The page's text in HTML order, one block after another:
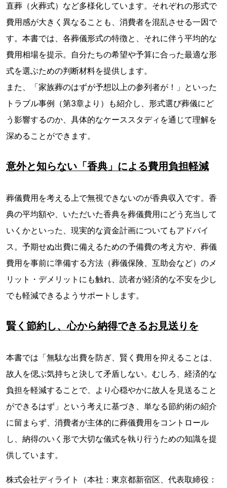
直葬（火葬式）など多様化しています。それぞれの形式で
費用感が大きく異なることも、消費者を混乱させる一因で
す。本書では、各葬儀形式の特徴と、それに伴う平均的な
費用相場を提示。自分たちの希望や予算に合った最適な形
式を選ぶための判断材料を提供します。
また、「家族葬のはずが予想以上の参列者が！」といった
トラブル事例（第3章より）も紹介し、形式選び葬儀にど
う影響するのか、具体的なケーススタディを通じて理解を
深めることができます。
意外と知らない「香典」による費用負担軽減
葬儀費用を考える上で無視できないのが香典収入です。香
典の平均額や、いただいた香典を葬儀費用にどう充当して
いくかといった、現実的な資金計画についてもアドバイ
ス。予期せぬ出費に備えるための予備費の考え方や、葬儀
費用を事前に準備する方法（葬儀保険、互助会など）のメ
リット・デメリットにも触れ、読者が経済的な不安を少し
でも軽減できるようサポートします。
賢く節約し、心から納得できるお見送りを
本書では「無駄な出費を防ぎ、賢く費用を抑えることは、
故人を偲ぶ気持ちと決して矛盾しない。むしろ、経済的な
負担を軽減することで、より心穏やかに故人を見送ること
ができるはず」という考えに基づき、単なる節約術の紹介
に留まらず、消費者が主体的に葬儀費用をコントロール
し、納得のいく形で大切な儀式を執り行うための知識を提
供しています。
株式会社ディライト（本社：東京都新宿区、代表取締役：